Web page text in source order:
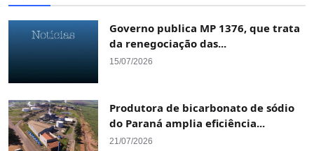
Governo publica MP 1376, que trata
da renegociação das...
15/07/2026
Produtora de bicarbonato de sódio
do Paraná amplia eficiência...
21/07/2026